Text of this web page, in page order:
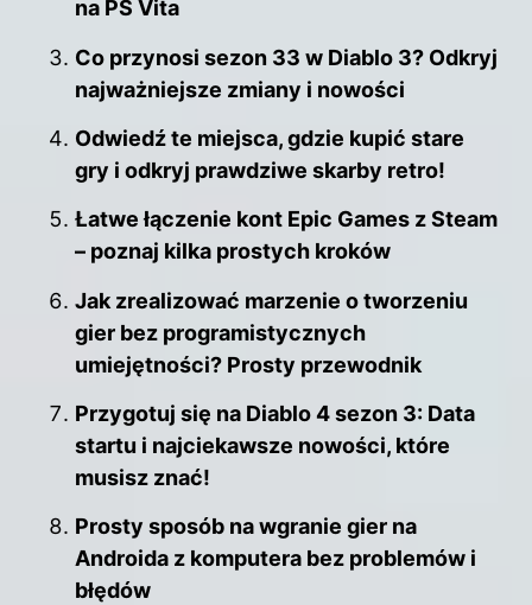
na PS Vita
Co przynosi sezon 33 w Diablo 3? Odkryj
najważniejsze zmiany i nowości
Odwiedź te miejsca, gdzie kupić stare
gry i odkryj prawdziwe skarby retro!
Łatwe łączenie kont Epic Games z Steam
– poznaj kilka prostych kroków
Jak zrealizować marzenie o tworzeniu
gier bez programistycznych
umiejętności? Prosty przewodnik
Przygotuj się na Diablo 4 sezon 3: Data
startu i najciekawsze nowości, które
musisz znać!
Prosty sposób na wgranie gier na
Androida z komputera bez problemów i
błędów